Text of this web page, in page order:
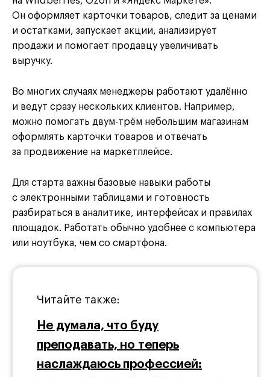
Он оформляет карточки товаров, следит за ценами
и остатками, запускает акции, анализирует
продажи и помогает продавцу увеличивать
выручку.
Во многих случаях менеджеры работают удалённо
и ведут сразу нескольких клиентов. Например,
можно помогать двум-трём небольшим магазинам
оформлять карточки товаров и отвечать
за продвижение на маркетплейсе.
Для старта важны базовые навыки работы
с электронными таблицами и готовность
разбираться в аналитике, интерфейсах и правилах
площадок. Работать обычно удобнее с компьютера
или ноутбука, чем со смартфона.
Читайте также:
Не думала, что буду
преподавать, но теперь
наслаждаюсь профессией: